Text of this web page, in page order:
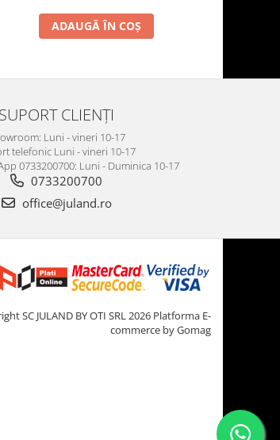
ADAUGĂ ÎN COȘ
SUPORT CLIENȚI
Luni - vineri 10-17
telefonic Luni - vineri 10-17
0733200700: Luni - Duminica 10-17
0733200700
office@juland.ro
SC JULAND BY OTI SRL 2026 Platforma E-
commerce by Gomag